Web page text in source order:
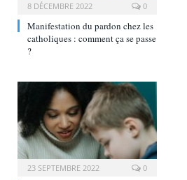
8 DÉCEMBRE 2022 0
Manifestation du pardon chez les
catholiques : comment ça se passe
?
23 SEPTEMBRE 2022 0